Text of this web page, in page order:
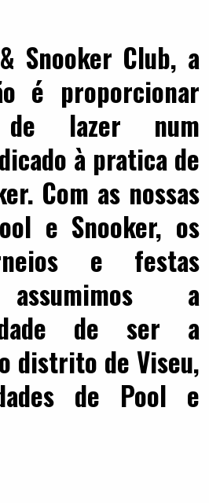
Snooker Club, a
é proporcionar
de lazer num
à pratica de
Com as nossas
e Snooker, os
e festas
a
de ser a
distrito de Viseu,
de Pool e